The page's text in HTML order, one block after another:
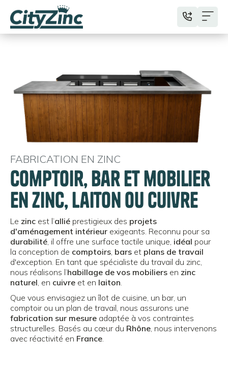
Comptoir, bar et mobilier
en zinc, laiton ou cuivre
FABRICATION EN ZINC
Le zinc est l’allié prestigieux des projets
d'aménagement intérieur exigeants. Reconnu pour sa
durabilité, il offre une surface tactile unique, idéal pour
la conception de comptoirs, bars et plans de travail
d'exception. En tant que spécialiste du travail du zinc,
nous réalisons l’habillage de vos mobiliers en zinc
naturel, en cuivre et en laiton.
Que vous envisagiez un îlot de cuisine, un bar, un
comptoir ou un plan de travail, nous assurons une
fabrication sur mesure adaptée à vos contraintes
structurelles. Basés au cœur du Rhône, nous intervenons
avec réactivité en France.